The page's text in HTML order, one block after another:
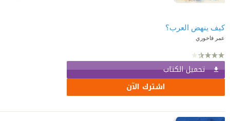
كيف ينهض العرب؟
عمر فاخوري
تحميل الكتاب
اشترك الآن